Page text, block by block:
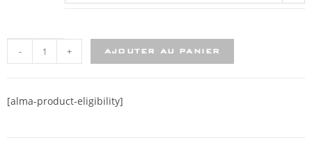
- + AJOUTER AU PANIER
[alma-product-eligibility]